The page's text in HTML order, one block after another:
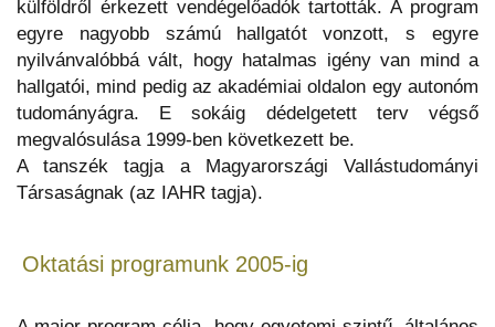
külföldről érkezett vendégelőadók tartották. A program
egyre nagyobb számú hallgatót vonzott, s egyre
nyilvánvalóbbá vált, hogy hatalmas igény van mind a
hallgatói, mind pedig az akadémiai oldalon egy autonóm
tudományágra. E sokáig dédelgetett terv végső
megvalósulása 1999-ben következett be.
A tanszék tagja a Magyarországi Vallástudományi
Társaságnak (az IAHR tagja).
Oktatási programunk 2005-ig